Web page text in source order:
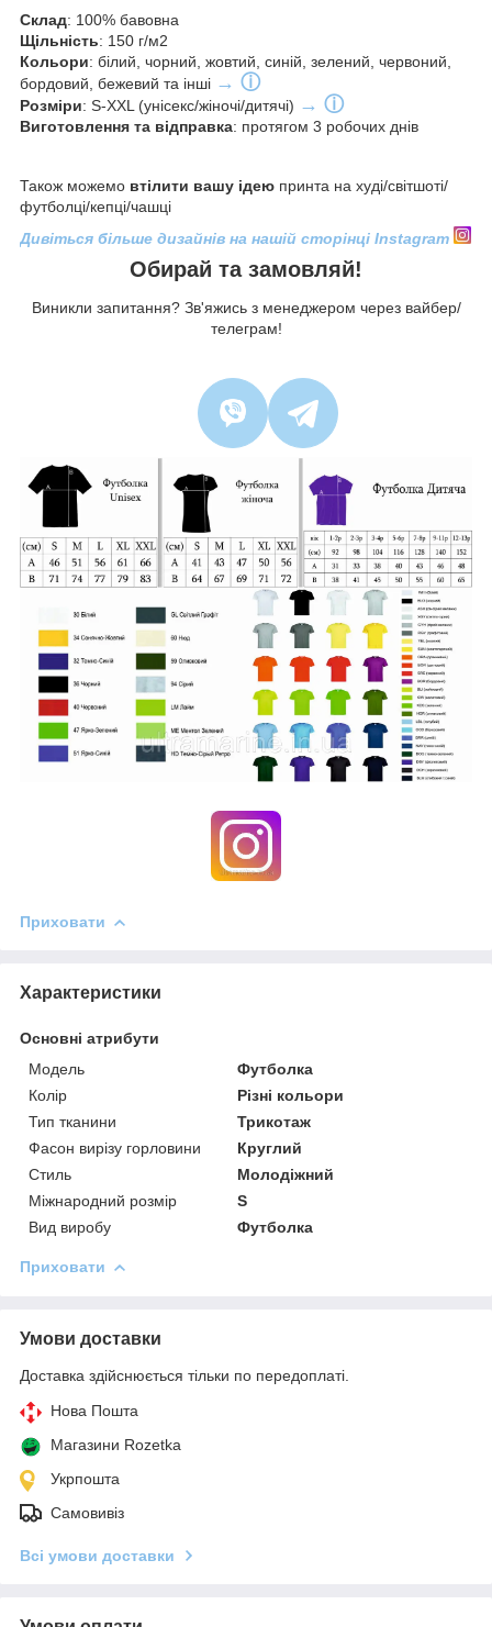
Склад: 100% бавовна
Щільність: 150 г/м2
Кольори: білий, чорний, жовтий, синій, зелений, червоний,
бордовий, бежевий та інші → ⓘ
Розміри: S-XXL (унісекс/жіночі/дитячі) → ⓘ
Виготовлення та відправка: протягом 3 робочих днів
Також можемо втілити вашу ідею принта на худі/світшоті/
футболці/кепці/чашці
Дивіться більше дизайнів на нашій сторінці Instagram
Обирай та замовляй!
Виникли запитання? Зв'яжись з менеджером через вайбер/
телеграм!
Приховати
Характеристики
Основні атрибути
Модель
Футболка
Колір
Різні кольори
Тип тканини
Трикотаж
Фасон вирізу горловини
Круглий
Стиль
Молодіжний
Міжнародний розмір
S
Вид виробу
Футболка
Приховати
Умови доставки
Доставка здійснюється тільки по передоплаті.
Нова Пошта
Магазини Rozetka
Укрпошта
Самовивіз
Всі умови доставки